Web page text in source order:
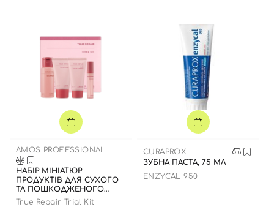
AMOS PROFESSIONAL
НАБІР МІНІАТЮР
ПРОДУКТІВ ДЛЯ СУХОГО
ТА ПОШКОДЖЕНОГО
ВОЛОССЯ
True Repair Trial Kit
CURAPROX
ЗУБНА ПАСТА, 75 МЛ
ENZYCAL 950